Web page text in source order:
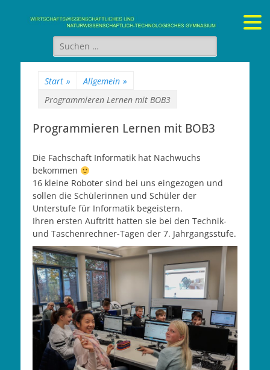
Gymnasium Stein
wirtschaftswissenschaftliches und naturwissenschaftlich-
technologisches Gymnasium
Suchen
nach:
Start » Allgemein »
Programmieren Lernen mit BOB3
Programmieren Lernen mit BOB3
Die Fachschaft Informatik hat Nachwuchs
bekommen
16 kleine Roboter sind bei uns eingezogen und
sollen die Schülerinnen und Schüler der
Unterstufe für Informatik begeistern.
Ihren ersten Auftritt hatten sie bei den Technik-
und Taschenrechner-Tagen der 7. Jahrgangsstufe.